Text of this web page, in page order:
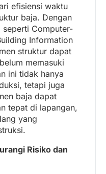
efisiensi waktu
baja. Dengan
Computer-
Information
struktur dapat
memasuki
ini tidak hanya
tetapi juga
baja dapat
tepat di lapangan,
yang
Risiko dan